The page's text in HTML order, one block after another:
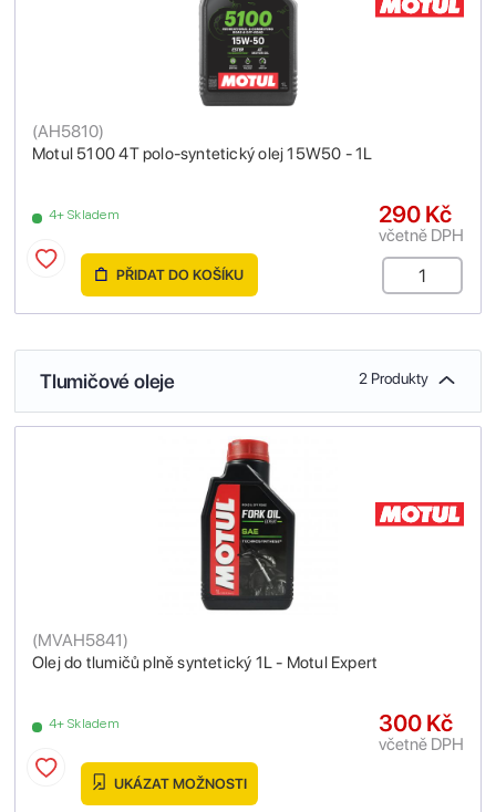
Motul 5100 4T polo-syntetický olej 15W50 - 1L
(AH5810)
4+ Skladem 290 Kč
včetně DPH
PŘIDAT DO KOŠÍKU
Tlumičové oleje 2 Produkty
Olej do tlumičů plně syntetický 1L - Motul Expert
(MVAH5841)
4+ Skladem 300 Kč
včetně DPH
UKÁZAT MOŽNOSTI